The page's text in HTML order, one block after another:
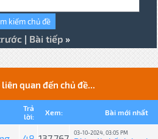
| Bài tiếp»
liên quan đến chủ đề...
Trả
lời:
Xem: Bài mới nhất
03-10-2024, 03:05 PM